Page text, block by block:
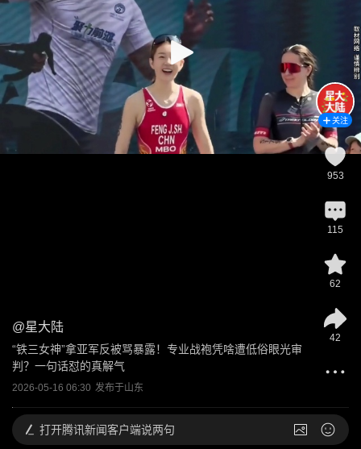
@星大陆
“铁三女神”拿亚军反被骂暴露！专业战袍凭啥遭低俗眼光审
判？一句话怼的真解气
2026-05-16 06:30 发布于山东
关注
953
115
62
42
打开腾讯新闻客户端说两句